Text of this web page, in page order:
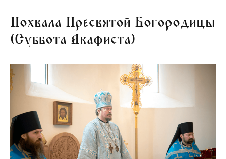
Похвала Пресвятой Богородицы
(Суббота Акафиста)